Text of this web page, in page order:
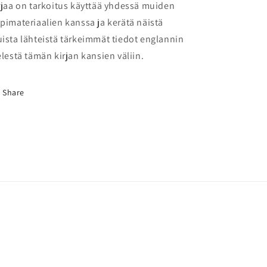
on tarkoitus käyttää yhdessä muiden
kanssa ja kerätä näistä
lähteistä tärkeimmät tiedot englannin
tämän kirjan kansien väliin.
Share